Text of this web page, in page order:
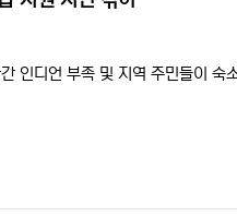
인디언 부족 및 지역 주민들이 숙